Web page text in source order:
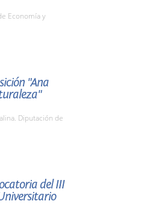
Economía y
"Ana
Diputación de
del III